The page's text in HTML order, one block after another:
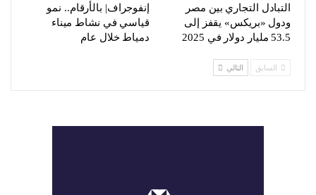
التبادل التجاري بين مصر
ودول «بريكس» يقفز إلى
53.5 مليار دولار في 2025
إنفوجراف| بالأرقام.. نمو
قياسي في نشاط ميناء
دمياط خلال عام
السابق التالي